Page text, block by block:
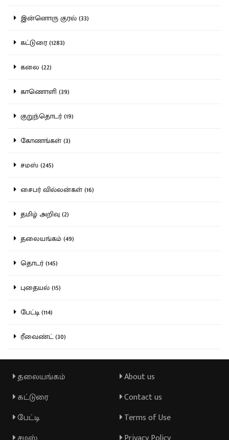
இன்னொரு குரல் (33)
கட்டுரை (1283)
கலை (22)
காணொளி (39)
குறுந்தொடர் (19)
கோணங்கள் (3)
சமஸ் (245)
சைபர் வில்லன்கள் (16)
தமிழ் அறிவு (2)
தலையங்கம் (49)
தொடர் (145)
புதையல் (15)
பேட்டி (114)
ரீவைண்ட் (30)
தலையங்கம்
கட்டுரை
பேட்டி
About us
Contact us
Terms of Use